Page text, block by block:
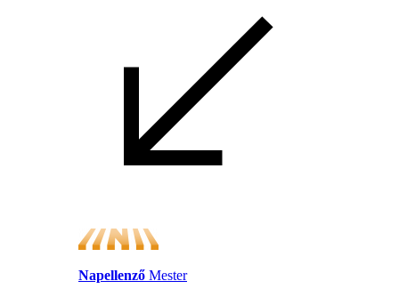
Napellenző Mester